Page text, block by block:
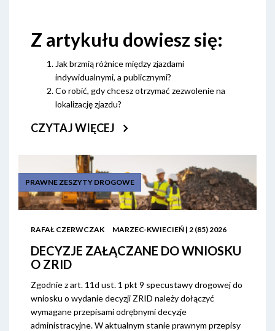
Z artykułu dowiesz się:
Jak brzmią różnice między zjazdami
indywidualnymi, a publicznymi?
Co robić, gdy chcesz otrzymać zezwolenie na
lokalizację zjazdu?
CZYTAJ WIĘCEJ
PRAWNE ZESZYTY DROGOWE
RAFAŁ CZERWCZAK MARZEC-KWIECIEŃ | 2 (85) 2026
DECYZJE ZAŁĄCZANE DO WNIOSKU
O ZRID
Zgodnie z art. 11d ust. 1 pkt 9 specustawy drogowej do
wniosku o wydanie decyzji ZRID należy dołączyć
wymagane przepisami odrębnymi decyzje
administracyjne. W aktualnym stanie prawnym przepisy